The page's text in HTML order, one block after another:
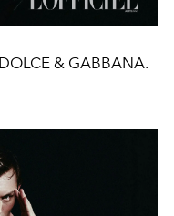
& GABBANA.